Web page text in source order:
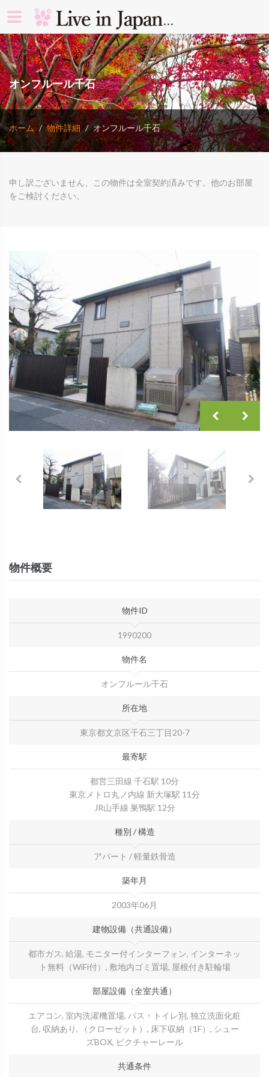
オンフルール千石
ホーム 物件詳細 オンフルール千石
申し訳ございません、この物件は全室契約済みです。他のお部屋
をご検討ください。
物件概要
物件ID
1990200
物件名
オンフルール千石
所在地
東京都文京区千石三丁目20-7
最寄駅
都営三田線 千石駅 10分
東京メトロ丸ノ内線 新大塚駅 11分
JR山手線 巣鴨駅 12分
種別 / 構造
アパート / 軽量鉄骨造
築年月
2003年06月
建物設備（共通設備）
都市ガス, 給湯, モニター付インターフォン, インターネッ
ト無料（WiFi付）, 敷地内ゴミ置場, 屋根付き駐輪場
部屋設備（全室共通）
エアコン, 室内洗濯機置場, バス・トイレ別, 独立洗面化粧
台, 収納あり, （クローゼット）, 床下収納（1F）, シュー
ズBOX, ピクチャーレール
共通条件